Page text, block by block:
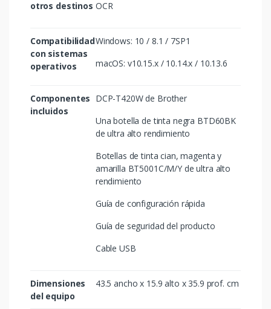
otros destinos OCR
Compatibilidad
con sistemas
operativos
Windows: 10 / 8.1 / 7SP1
macOS: v10.15.x / 10.14.x / 10.13.6
Componentes
incluidos
DCP-T420W de Brother
Una botella de tinta negra BTD60BK
de ultra alto rendimiento
Botellas de tinta cian, magenta y
amarilla BT5001C/M/Y de ultra alto
rendimiento
Guía de configuración rápida
Guía de seguridad del producto
Cable USB
Dimensiones
del equipo
43.5 ancho x 15.9 alto x 35.9 prof. cm